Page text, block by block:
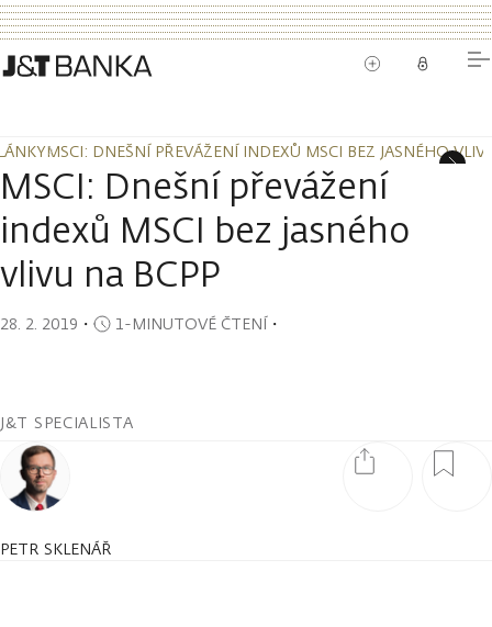
MSCI: DNEŠNÍ PŘEVÁŽENÍ INDEXŮ MSCI BEZ JASNÉHO
MSCI: DNEŠNÍ PŘEVÁŽENÍ INDEXŮ MSCI BEZ JASNÉHO
MSCI: Dnešní převážení
indexů MSCI bez jasného
vlivu na BCPP
28. 2. 2019 ・ 1-MINUTOVÉ ČTENÍ・
J&T SPECIALISTA
PETR SKLENÁŘ